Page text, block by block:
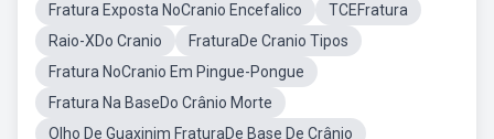
Fratura Exposta NoCranio Encefalico
TCEFratura
Raio-XDo Cranio
FraturaDe Cranio Tipos
Fratura NoCranio Em Pingue-Pongue
Fratura Na BaseDo Crânio Morte
Olho De Guaxinim FraturaDe Base De Crânio